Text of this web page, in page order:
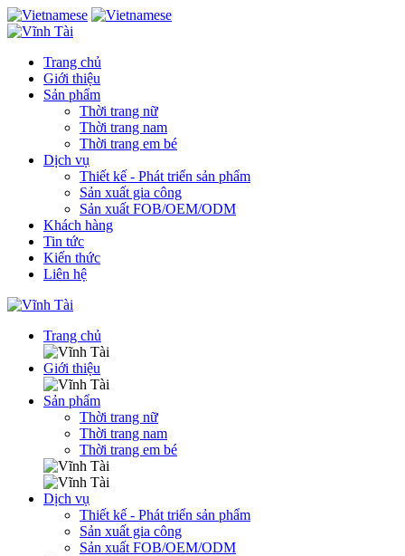
Trang chủ
Giới thiệu
Sản phẩm
Thời trang nữ
Thời trang nam
Thời trang em bé
Dịch vụ
Thiết kế - Phát triển sản phẩm
Sản xuất gia công
Sản xuất FOB/OEM/ODM
Khách hàng
Tin tức
Kiến thức
Liên hệ
Trang chủ
Giới thiệu
Sản phẩm
Thời trang nữ
Thời trang nam
Thời trang em bé
Dịch vụ
Thiết kế - Phát triển sản phẩm
Sản xuất gia công
Sản xuất FOB/OEM/ODM